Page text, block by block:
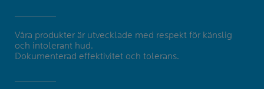
Våra produkter är utvecklade med respekt för känslig
och intolerant hud.
Dokumenterad effektivitet och tolerans.